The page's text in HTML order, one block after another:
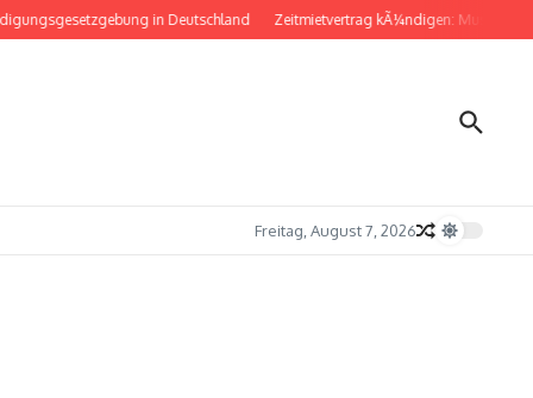
in Deutschland Zeitmietvertrag kÃ¼ndigen: Musterbrief
Freitag, August 7, 2026